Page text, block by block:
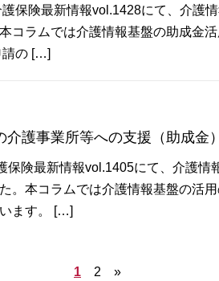
保険最新情報vol.1428にて、介護
コラムでは介護情報基盤の助成金
請の […]
護事業所等への支援（助成金
保険最新情報vol.1405にて、介護情
。本コラムでは介護情報基盤の活
ます。 […]
1 2 »